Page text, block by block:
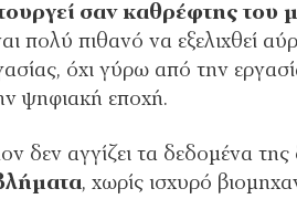
σαν καθρέφτης του
πολύ πιθανό να εξελιχθεί
όχι γύρω από την
ψηφιακή εποχή.
δεν αγγίζει τα δεδοµένα
, χωρίς ισχυρό